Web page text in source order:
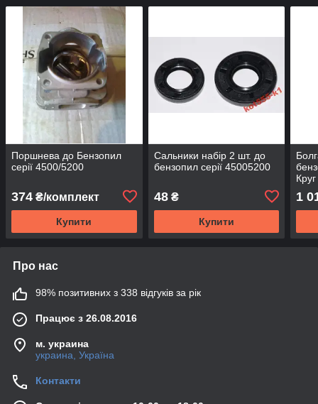
Поршнева до Бензопил
серії 4500/5200
374 ₴/комплект
Купити
Сальники набір 2 шт. до
бензопил серії 45005200
48₴
Купити
1
Про нас
98% позитивних з 338 відгуків за рік
Працює з 26.08.2016
м. украина
украина, Україна
Контакти